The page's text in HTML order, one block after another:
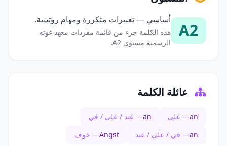
A2
أساسي — تعبيرات متكررة ومهام روتينية.
هذه الكلمة جزء من قائمة مفردات معهد غوته
الرسمية مستوى A2.
عائلة الكلمة
an— على an— عند / على / في
an— في / على / عند Angst— خوف